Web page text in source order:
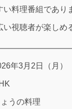
い料理番組であり
い視聴者が楽しめ
年3月2日（月）
ょうの料理